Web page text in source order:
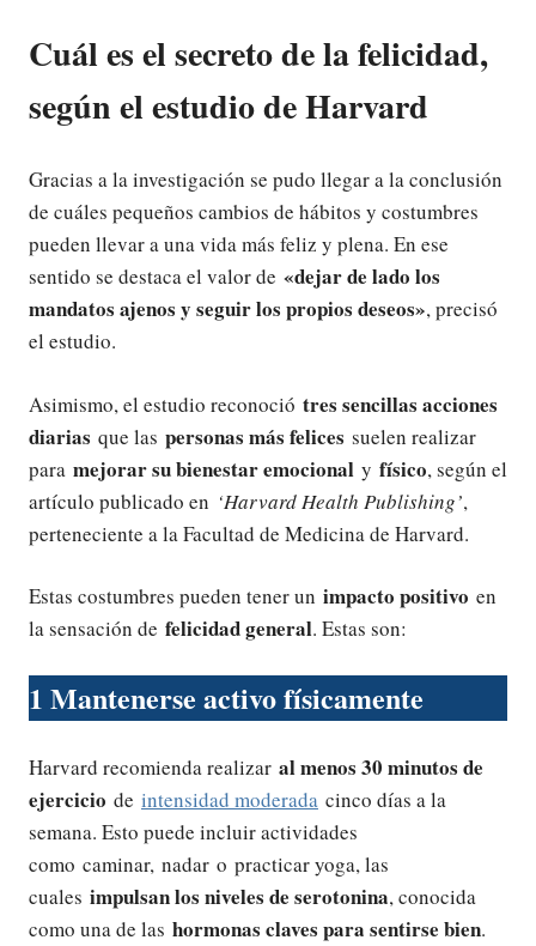
Cuál es el secreto de la felicidad,
según el estudio de Harvard
Gracias a la investigación se pudo llegar a la conclusión
de cuáles pequeños cambios de hábitos y costumbres
pueden llevar a una vida más feliz y plena. En ese
sentido se destaca el valor de «dejar de lado los
mandatos ajenos y seguir los propios deseos», precisó
el estudio.
Asimismo, el estudio reconoció tres sencillas acciones
diarias que las personas más felices suelen realizar
para mejorar su bienestar emocional y físico, según el
artículo publicado en ‘Harvard Health Publishing’,
perteneciente a la Facultad de Medicina de Harvard.
Estas costumbres pueden tener un impacto positivo en
la sensación de felicidad general. Estas son:
1 Mantenerse activo físicamente
Harvard recomienda realizar al menos 30 minutos de
ejercicio de intensidad moderada cinco días a la
semana. Esto puede incluir actividades
como caminar, nadar o practicar yoga, las
cuales impulsan los niveles de serotonina, conocida
como una de las hormonas claves para sentirse bien.